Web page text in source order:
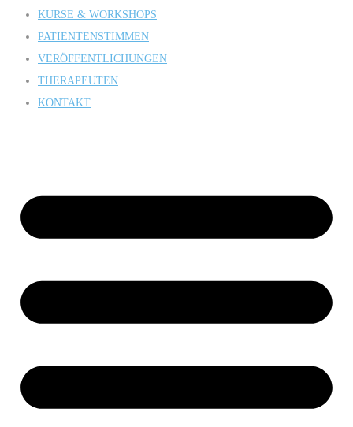
KURSE & WORKSHOPS
PATIENTENSTIMMEN
VERÖFFENTLICHUNGEN
THERAPEUTEN
KONTAKT